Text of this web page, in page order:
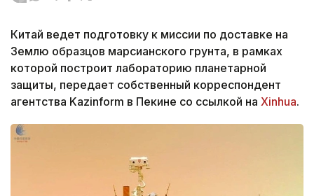
Китай ведет подготовку к миссии по доставке на
Землю образцов марсианского грунта, в рамках
которой построит лабораторию планетарной
защиты, передает собственный корреспондент
агентства Kazinform в Пекине со ссылкой на Xinhua.